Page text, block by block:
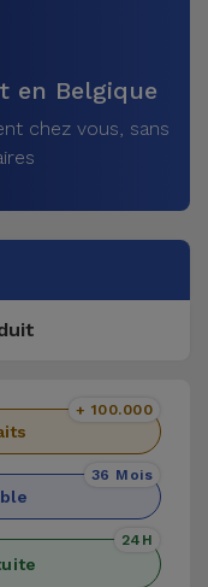
en Belgique
chez vous, sans
+ 100.000
36 Mois
24H